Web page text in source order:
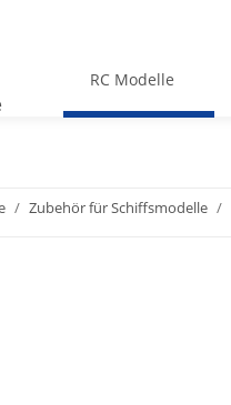
RC Modelle
Zubehör für Schiffsmodelle